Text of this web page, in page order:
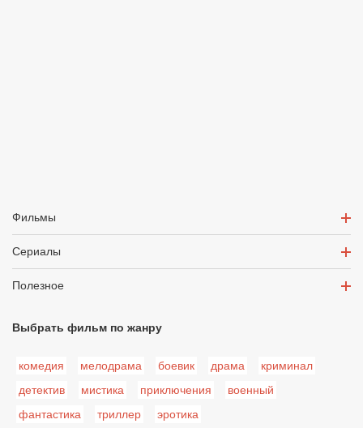
Фильмы
Сериалы
Полезное
Выбрать фильм по жанру
комедия мелодрама боевик драма
криминал
детектив
мистика приключения
военный
фантастика
триллер эротика